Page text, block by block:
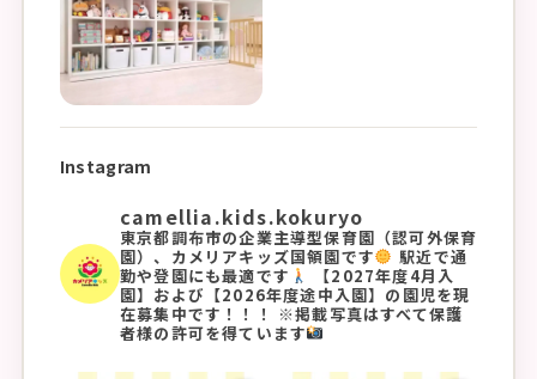
Instagram
camellia.kids.kokuryo
東京都調布市の企業主導型保育園（認可外保育
園）、カメリアキッズ国領園です
駅近で通
勤や登園にも最適です
【2027年度4月入
園】および【2026年度途中入園】の園児を現
在募集中です！！！
※掲載写真はすべて保護
者様の許可を得ています